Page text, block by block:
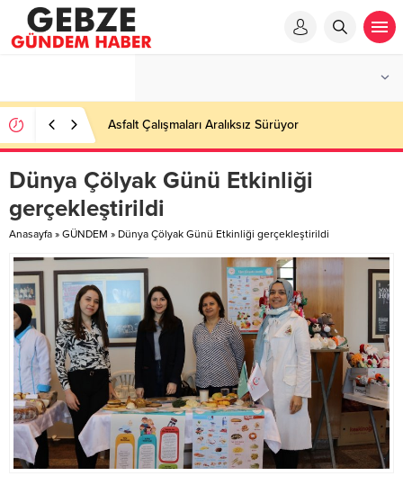
Asfalt Çalışmaları Aralıksız Sürüyor
Dünya Çölyak Günü Etkinliği
gerçekleştirildi
Anasayfa » GÜNDEM » Dünya Çölyak Günü Etkinliği gerçekleştirildi